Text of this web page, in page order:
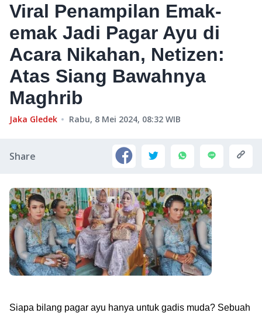
Viral Penampilan Emak-
emak Jadi Pagar Ayu di
Acara Nikahan, Netizen:
Atas Siang Bawahnya
Maghrib
Jaka Gledek Rabu, 8 Mei 2024, 08:32 WIB
Share
Siapa bilang pagar ayu hanya untuk gadis muda? Sebuah